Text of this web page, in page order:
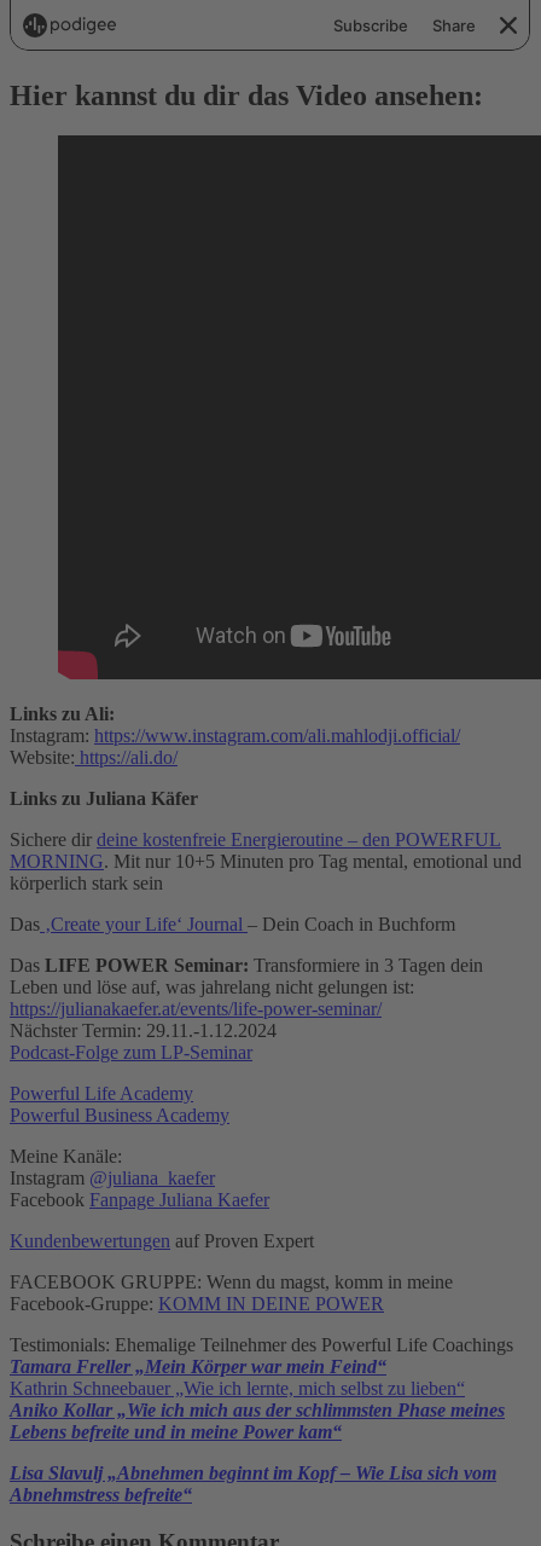
Hier kannst du dir das Video ansehen:
Links zu Ali:
Instagram: https://www.instagram.com/ali.mahlodji.official/
Website: https://ali.do/
Links zu Juliana Käfer
Sichere dir deine kostenfreie Energieroutine – den POWERFUL
MORNING. Mit nur 10+5 Minuten pro Tag mental, emotional und
körperlich stark sein
Das ‚Create your Life‘ Journal – Dein Coach in Buchform
Das LIFE POWER Seminar: Transformiere in 3 Tagen dein
Leben und löse auf, was jahrelang nicht gelungen ist:
https://julianakaefer.at/events/life-power-seminar/
Nächster Termin: 29.11.-1.12.2024
Podcast-Folge zum LP-Seminar
Powerful Life Academy
Powerful Business Academy
Meine Kanäle:
Instagram @juliana_kaefer
Facebook Fanpage Juliana Kaefer
Kundenbewertungen auf Proven Expert
FACEBOOK GRUPPE: Wenn du magst, komm in meine
Facebook-Gruppe: KOMM IN DEINE POWER
Testimonials: Ehemalige Teilnehmer des Powerful Life Coachings
Tamara Freller „Mein Körper war mein Feind“
Kathrin Schneebauer „Wie ich lernte, mich selbst zu lieben“
Aniko Kollar „Wie ich mich aus der schlimmsten Phase meines
Lebens befreite und in meine Power kam“
Lisa Slavulj „Abnehmen beginnt im Kopf – Wie Lisa sich vom
Abnehmstress befreite“